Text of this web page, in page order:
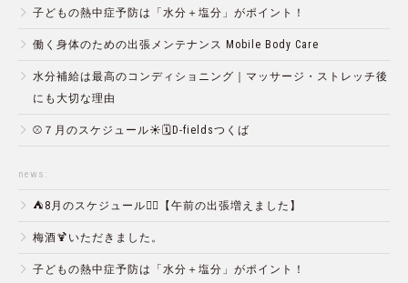
子どもの熱中症予防は「水分＋塩分」がポイント！
働く身体のための出張メンテナンス Mobile Body Care
水分補給は最高のコンディショニング｜マッサージ・ストレッチ後
にも大切な理由
⚾️７月のスケジュール☀️🗓D-fieldsつくば
news:
⛺️8月のスケジュール🏄‍♂️【午前の出張増えました】
梅酒🍹いただきました。
子どもの熱中症予防は「水分＋塩分」がポイント！